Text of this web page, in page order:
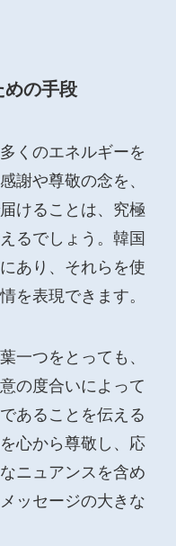
めの手段
くのエネルギーを
謝や尊敬の念を、
けることは、究極
るでしょう。韓国
あり、それらを使
を表現できます。
一つをとっても、
の度合いによって
あることを伝える
心から尊敬し、応
ニュアンスを含め
ッセージの大きな